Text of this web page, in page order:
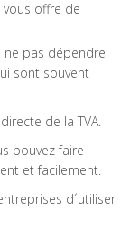
offre de
ne pas dépendre
sont souvent
de la TVA.
pouvez faire
et facilement.
d´utiliser